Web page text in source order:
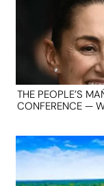
THE PEOPLE’S
CONFERENCE —